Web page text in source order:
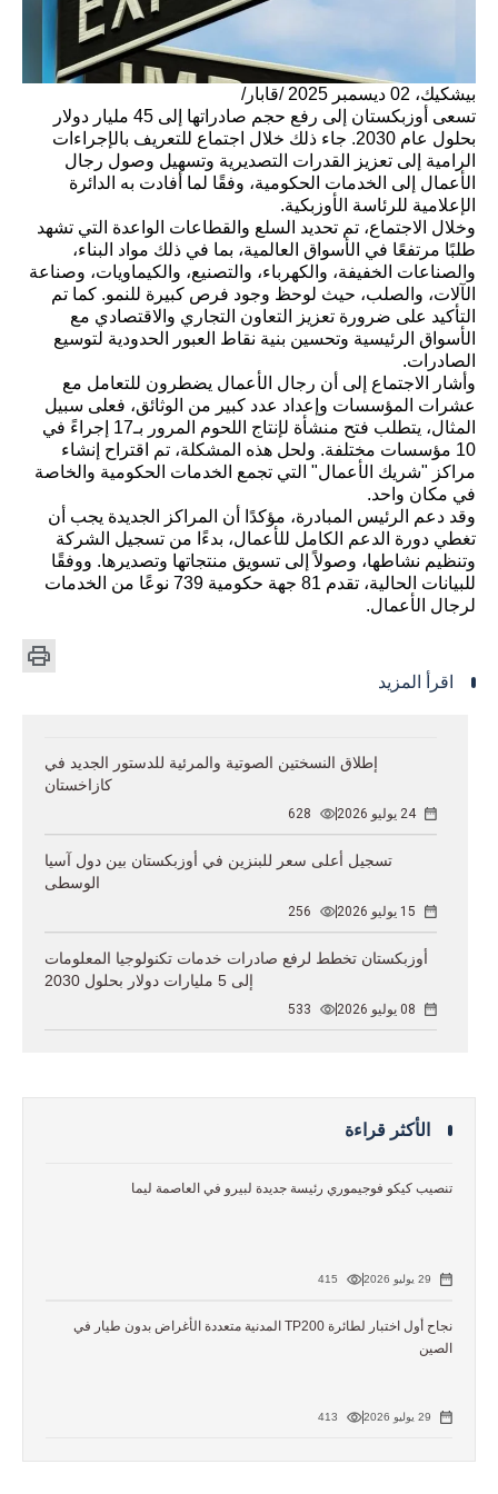
بيشكيك، 02 ديسمبر 2025 /قابار/
تسعى أوزبكستان إلى رفع حجم صادراتها إلى 45 مليار دولار
بحلول عام 2030. جاء ذلك خلال اجتماع للتعريف بالإجراءات
الرامية إلى تعزيز القدرات التصديرية وتسهيل وصول رجال
الأعمال إلى الخدمات الحكومية، وفقًا لما أفادت به الدائرة
الإعلامية للرئاسة الأوزبكية.
وخلال الاجتماع، تم تحديد السلع والقطاعات الواعدة التي تشهد
طلبًا مرتفعًا في الأسواق العالمية، بما في ذلك مواد البناء،
والصناعات الخفيفة، والكهرباء، والتصنيع، والكيماويات، وصناعة
الآلات، والصلب، حيث لوحظ وجود فرص كبيرة للنمو. كما تم
التأكيد على ضرورة تعزيز التعاون التجاري والاقتصادي مع
الأسواق الرئيسية وتحسين بنية نقاط العبور الحدودية لتوسيع
الصادرات.
وأشار الاجتماع إلى أن رجال الأعمال يضطرون للتعامل مع
عشرات المؤسسات وإعداد عدد كبير من الوثائق، فعلى سبيل
المثال، يتطلب فتح منشأة لإنتاج اللحوم المرور بـ17 إجراءً في
10 مؤسسات مختلفة. ولحل هذه المشكلة، تم اقتراح إنشاء
مراكز "شريك الأعمال" التي تجمع الخدمات الحكومية والخاصة
في مكان واحد.
وقد دعم الرئيس المبادرة، مؤكدًا أن المراكز الجديدة يجب أن
تغطي دورة الدعم الكامل للأعمال، بدءًا من تسجيل الشركة
وتنظيم نشاطها، وصولاً إلى تسويق منتجاتها وتصديرها. ووفقًا
للبيانات الحالية، تقدم 81 جهة حكومية 739 نوعًا من الخدمات
لرجال الأعمال.
اقرأ المزيد
إطلاق النسختين الصوتية والمرئية للدستور الجديد في
كازاخستان
24 يوليو 2026 628
تسجيل أعلى سعر للبنزين في أوزبكستان بين دول آسيا
الوسطى
15 يوليو 2026 256
أوزبكستان تخطط لرفع صادرات خدمات تكنولوجيا المعلومات
إلى 5 مليارات دولار بحلول 2030
08 يوليو 2026 533
الأكثر قراءة
تنصيب كيكو فوجيموري رئيسة جديدة لبيرو في العاصمة ليما
29 يوليو 2026 415
نجاح أول اختبار لطائرة TP200 المدنية متعددة الأغراض بدون طيار في
الصين
29 يوليو 2026 413